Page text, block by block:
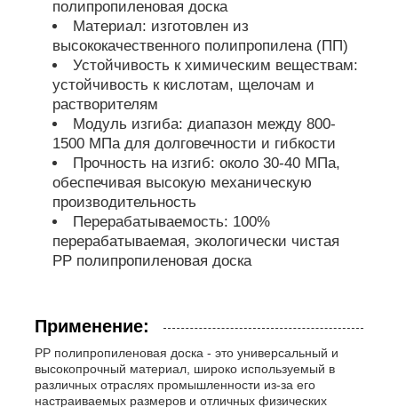
Трубы из ПП
фитинги для труб из полипропилена
полипропиленовая доска
Материал: изготовлен из
высококачественного полипропилена (ПП)
Устойчивость к химическим веществам:
устойчивость к кислотам, щелочам и
растворителям
Модуль изгиба: диапазон между 800-
1500 МПа для долговечности и гибкости
Прочность на изгиб: около 30-40 МПа,
обеспечивая высокую механическую
производительность
Перерабатываемость: 100%
перерабатываемая, экологически чистая
PP полипропиленовая доска
Применение:
PP полипропиленовая доска - это универсальный и
высокопрочный материал, широко используемый в
различных отраслях промышленности из-за его
настраиваемых размеров и отличных физических